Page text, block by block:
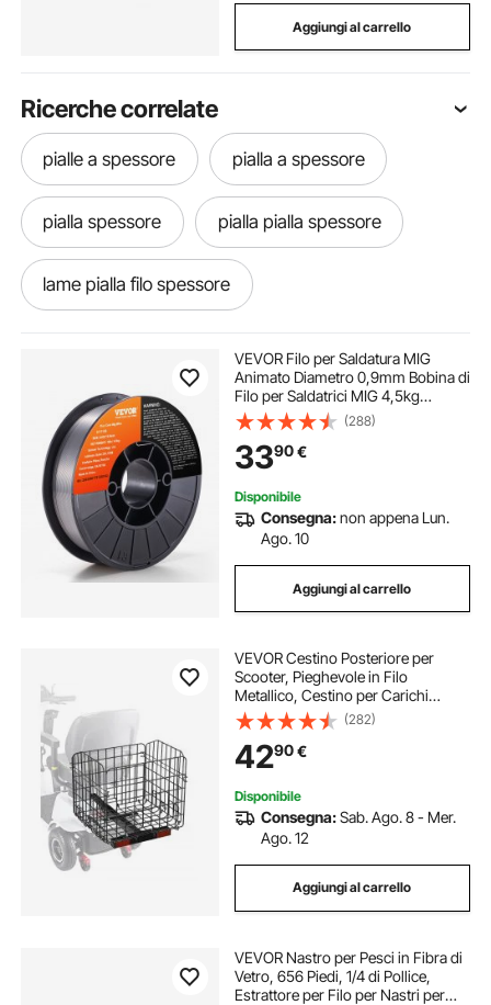
Aggiungi al carrello
Ricerche correlate
pialle a spessore pialla a spessore
pialla spessore pialla pialla spessore
lame pialla filo spessore
lame per pialla filo spessore
sfogliatrice pasta spessore
tagliapiastrelle spessore
spessore escavatore spessori in acciaio
spessori anelli
pialla filo spessore professionale
VEVOR Filo per Saldatura MIG
Animato Diametro 0,9mm Bobina di
Filo per Saldatrici MIG 4,5kg
Portatile in Acciaio Morbido
200mm, Filo di Saldatura Trazione
Massima 560 MPa per Saldatrici
MIG con Bobina
(288)
3390€
Disponibile
Consegna:non appena Lun.
Ago. 10
Aggiungi al carrello
VEVOR Cestino Posteriore per
Scooter, Pieghevole in Filo
Metallico, Cestino per Carichi
Pesanti Spazioso, Funziona con
Ricevitore, Compatibile con
Maggior Parte Scooter per Disabili
Golden
(282)
4290€
Disponibile
Consegna:Sab. Ago. 8 - Mer.
Ago. 12
Aggiungi al carrello
VEVOR Nastro per Pesci in Fibra di
Vetro, 656 Piedi, 1/4 di Pollice,
Estrattore per Filo per Nastri per